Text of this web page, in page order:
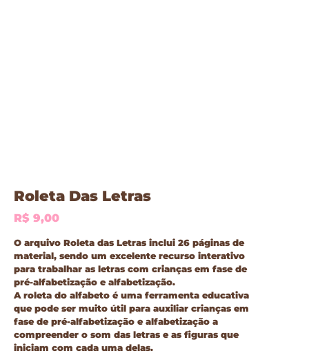
Roleta Das Letras
R$ 9,00
O arquivo Roleta das Letras inclui 26 páginas de
material, sendo um excelente recurso interativo
para trabalhar as letras com crianças em fase de
pré-alfabetização e alfabetização.
A roleta do alfabeto é uma ferramenta educativa
que pode ser muito útil para auxiliar crianças em
fase de pré-alfabetização e alfabetização a
compreender o som das letras e as figuras que
iniciam com cada uma delas.